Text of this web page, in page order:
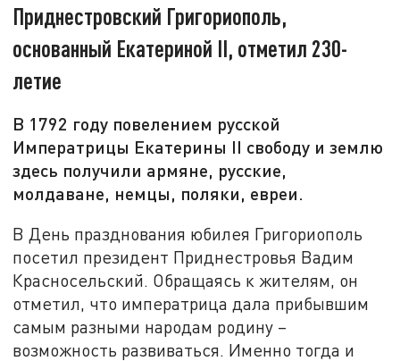
Приднестровский Григориополь,
основанный Екатериной II, отметил 230-
летие
В 1792 году повелением русской
Императрицы Екатерины II свободу и землю
здесь получили армяне, русские,
молдаване, немцы, поляки, евреи.
В День празднования юбилея Григориополь
посетил президент Приднестровья Вадим
Красносельский. Обращаясь к жителям, он
отметил, что императрица дала прибывшим
самым разными народам родину –
возможность развиваться. Именно тогда и